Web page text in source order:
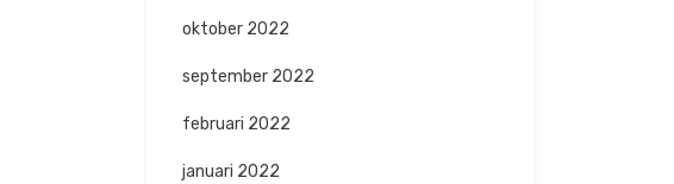
oktober 2022
september 2022
februari 2022
januari 2022